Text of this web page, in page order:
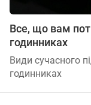
Все, що вам
годинниках
Види сучасного
годинниках